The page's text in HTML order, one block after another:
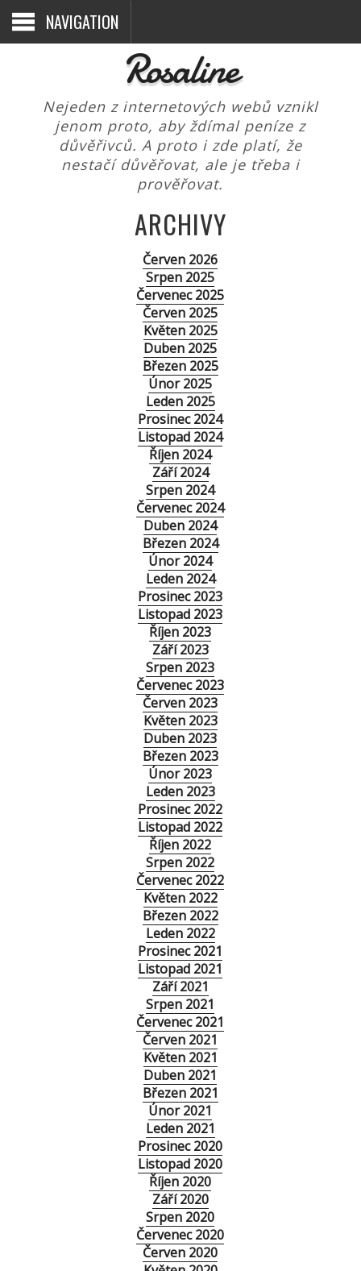
NAVIGATION
Rosaline
Nejeden z internetových webů vznikl
jenom proto, aby ždímal peníze z
důvěřivců. A proto i zde platí, že
nestačí důvěřovat, ale je třeba i
prověřovat.
ARCHIVY
Červen 2026
Srpen 2025
Červenec 2025
Červen 2025
Květen 2025
Duben 2025
Březen 2025
Únor 2025
Leden 2025
Prosinec 2024
Listopad 2024
Říjen 2024
Září 2024
Srpen 2024
Červenec 2024
Duben 2024
Březen 2024
Únor 2024
Leden 2024
Prosinec 2023
Listopad 2023
Říjen 2023
Září 2023
Srpen 2023
Červenec 2023
Červen 2023
Květen 2023
Duben 2023
Březen 2023
Únor 2023
Leden 2023
Prosinec 2022
Listopad 2022
Říjen 2022
Srpen 2022
Červenec 2022
Květen 2022
Březen 2022
Leden 2022
Prosinec 2021
Listopad 2021
Září 2021
Srpen 2021
Červenec 2021
Červen 2021
Květen 2021
Duben 2021
Březen 2021
Únor 2021
Leden 2021
Prosinec 2020
Listopad 2020
Říjen 2020
Září 2020
Srpen 2020
Červenec 2020
Červen 2020